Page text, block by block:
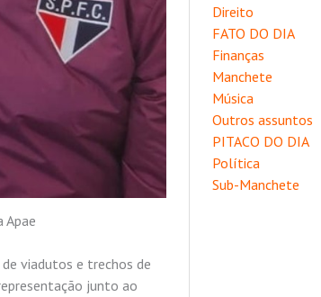
Apae
viadutos e trechos de
junto ao
Direito
FATO DO DIA
Finanças
Manchete
Música
Outros assuntos
PITACO DO DIA
Política
Sub-Manchete